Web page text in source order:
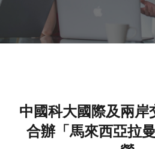
中國科大國際及兩岸
合辦「馬來西亞拉